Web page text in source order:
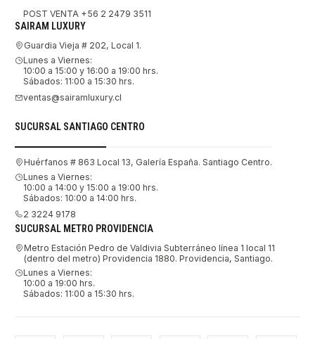
POST VENTA +56 2 2479 3511
SAIRAM LUXURY
Guardia Vieja # 202, Local 1.
Lunes a Viernes:
10:00 a 15:00 y 16:00 a 19:00 hrs.
Sábados: 11:00 a 15:30 hrs.
ventas@sairamluxury.cl
SUCURSAL SANTIAGO CENTRO
Huérfanos # 863 Local 13, Galería España. Santiago Centro.
Lunes a Viernes:
10:00 a 14:00 y 15:00 a 19:00 hrs.
Sábados: 10:00 a 14:00 hrs.
2 3224 9178
SUCURSAL METRO PROVIDENCIA
Metro Estación Pedro de Valdivia Subterráneo línea 1 local 11
(dentro del metro) Providencia 1880. Providencia, Santiago.
Lunes a Viernes:
10:00 a 19:00 hrs.
Sábados: 11:00 a 15:30 hrs.